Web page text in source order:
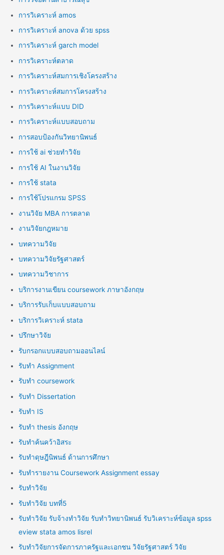
การวิเคราะห์ amos
การวิเคราะห์ anova ด้วย spss
การวิเคราะห์ garch model
การวิเคราะห์ตลาด
การวิเคราะห์สมการเชิงโครงสร้าง
การวิเคราะห์สมการโครงสร้าง
การวิเคราะห์แบบ DID
การวิเคราะห์แบบสอบถาม
การสอบป้องกันวิทยานิพนธ์
การใช้ ai ช่วยทำวิจัย
การใช้ AI ในงานวิจัย
การใช้ stata
การใช้โปรแกรม SPSS
งานวิจัย MBA การตลาด
งานวิจัยกฎหมาย
บทความวิจัย
บทความวิจัยรัฐศาสตร์
บทความวิชาการ
บริการงานเขียน coursework ภาษาอังกฤษ
บริการรับเก็บแบบสอบถาม
บริการวิเคราะห์ stata
ปรึกษาวิจัย
รับกรอกแบบสอบถามออนไลน์
รับทำ Assignment
รับทำ coursework
รับทำ Dissertation
รับทำ IS
รับทำ thesis อังกฤษ
รับทำค้นคว้าอิสระ
รับทำดุษฎีนิพนธ์ ด้านการศึกษา
รับทำรายงาน Coursework Assignment essay
รับทำวิจัย
รับทำวิจัย บทที่5
รับทำวิจัย รับจ้างทำวิจัย รับทำวิทยานิพนธ์ รับวิเคราะห์ข้อมูล spss
eview stata amos lisrel
รับทำวิจัยการจัดการภาครัฐและเอกชน วิจัยรัฐศาสตร์ วิจัย